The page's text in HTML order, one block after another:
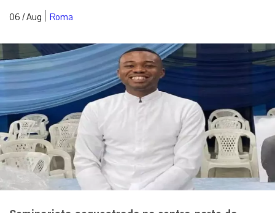
06 / Aug | Roma